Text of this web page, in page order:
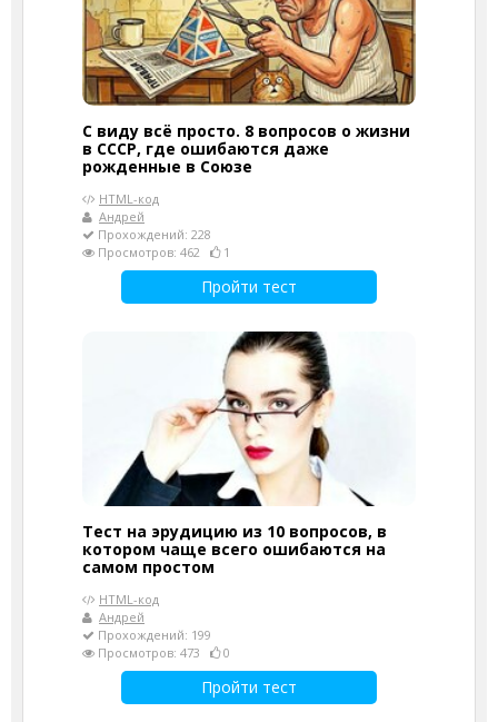
С виду всё просто. 8 вопросов о жизни
в СССР, где ошибаются даже
рожденные в Союзе
HTML-код
Андрей
Прохождений: 228
Просмотров: 462
1
Пройти тест
Тест на эрудицию из 10 вопросов, в
котором чаще всего ошибаются на
самом простом
HTML-код
Андрей
Прохождений: 199
Просмотров: 473
0
Пройти тест